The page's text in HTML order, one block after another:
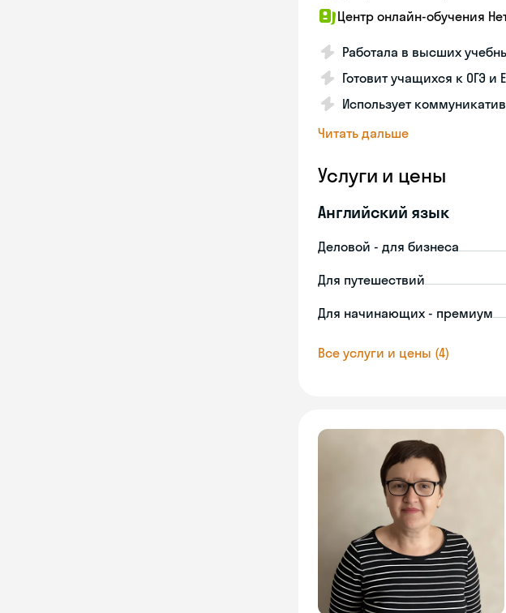
Центр онлайн-обучения
Работала в высших
Готовит учащихся к ОГЭ и
Использует
Читать дальше
Услуги и цены
Английский язык
Деловой - для бизнеса
Для путешествий
Для начинающих - премиум
Все услуги и цены (4)